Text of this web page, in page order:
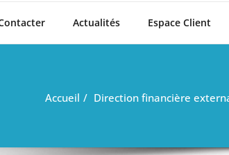
Actualités Espace Client
Accueil Direction financière